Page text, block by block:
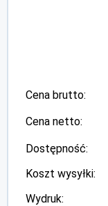
Cena brutto:
Cena netto:
Dostępność:
Koszt wysyłki:
Wydruk: